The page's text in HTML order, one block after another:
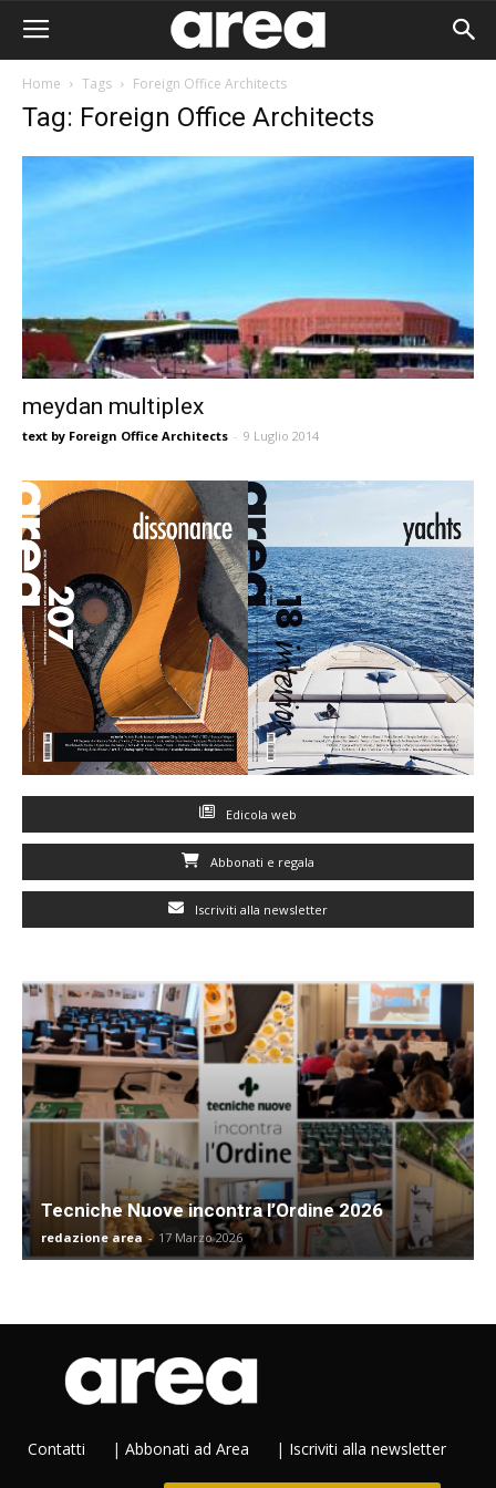
Home Tags Foreign Office Architects
Tag: Foreign Office Architects
meydan multiplex
text by Foreign Office Architects - 9 Luglio 2014
Edicola web
Abbonati e regala
Iscriviti alla newsletter
Tecniche Nuove incontra l’Ordine 2026
redazione area - 17 Marzo 2026
Contatti | Abbonati ad Area | Iscriviti alla newsletter